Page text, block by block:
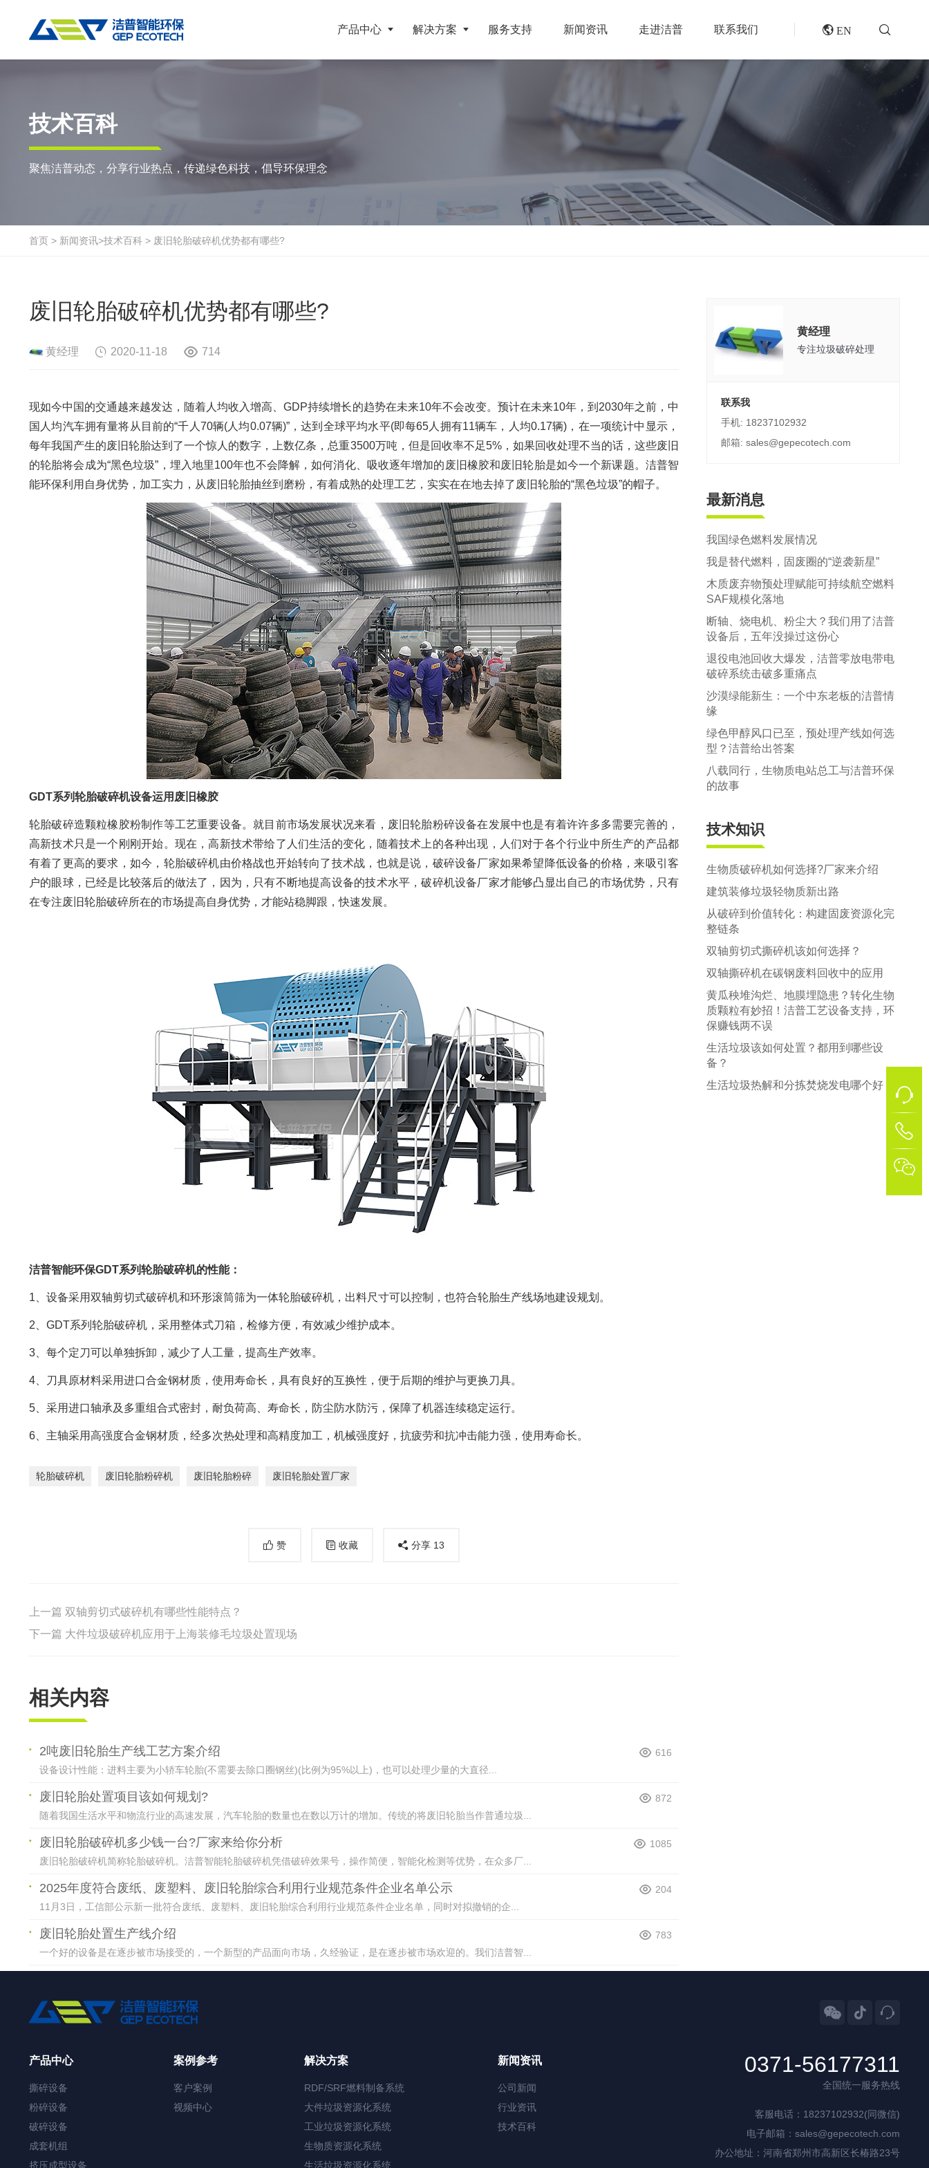
产品中心
双轴撕碎机
单轴撕碎机
液压粗碎机
环锤式粉碎机
鼓式粉碎机
通用型粉碎机
破碎设备
立轴冲击式破碎机
挤压成型设备
生物质颗粒机
液压打包机
封闭式破碎系统
废轮胎热解系统
橡胶破胶机组
分选分离设备
滚筒筛
磁选机
涡电流分选机
解决方案
RDF/SRF燃料制备系统
大件垃圾资源化系统
生物质资源化系统
危险废物资源化系统
陈腐垃圾 废电池
风电叶片 废旧电缆
废桶 硬盘
废旧电路板 旧沙发床垫
江苏地区年产10万吨废纺替代燃料生产线
北京某再生资源分拣中心项目
江西大件垃圾资源化处置项目
浙江工业固废RDF燃料生产线
专题报道
风电叶片回收处理方案及核心设备
垃圾衍生燃料RDF/SRF生产线系统
再生资源绿色分拣中心的建设规划和设备选择
水泥窑协同处置固废预处理系统
建筑,装修,大件垃圾三位一体联合处置
服务支持 新闻资讯 走进洁普 联系我们  EN
技术百科
聚焦洁普动态，分享行业热点，传递绿色科技，倡导环保理念
首页 > 新闻资讯>技术百科 > 废旧轮胎破碎机优势都有哪些?
废旧轮胎破碎机优势都有哪些?
黄经理 2020-11-18 714
现如今中国的交通越来越发达，随着人均收入增高、GDP持续增长的趋势在未来10年不会改变。预计在未来10年，到2030年之前，中
国人均汽车拥有量将从目前的“千人70辆(人均0.07辆)”，达到全球平均水平(即每65人拥有11辆车，人均0.17辆)，在一项统计中显示，
每年我国产生的废旧轮胎达到了一个惊人的数字，上数亿条，总重3500万吨，但是回收率不足5%，如果回收处理不当的话，这些废旧
的轮胎将会成为“黑色垃圾”，埋入地里100年也不会降解，如何消化、吸收逐年增加的废旧橡胶和废旧轮胎是如今一个新课题。洁普智
能环保利用自身优势，加工实力，从废旧轮胎抽丝到磨粉，有着成熟的处理工艺，实实在在地去掉了废旧轮胎的“黑色垃圾”的帽子。
GDT系列轮胎破碎机设备运用废旧橡胶
轮胎破碎造颗粒橡胶粉制作等工艺重要设备。就目前市场发展状况来看，废旧轮胎粉碎设备在发展中也是有着许许多多需要完善的，
高新技术只是一个刚刚开始。现在，高新技术带给了人们生活的变化，随着技术上的各种出现，人们对于各个行业中所生产的产品都
有着了更高的要求，如今，轮胎破碎机由价格战也开始转向了技术战，也就是说，破碎设备厂家如果希望降低设备的价格，来吸引客
户的眼球，已经是比较落后的做法了，因为，只有不断地提高设备的技术水平，破碎机设备厂家才能够凸显出自己的市场优势，只有
在专注废旧轮胎破碎所在的市场提高自身优势，才能站稳脚跟，快速发展。
洁普智能环保GDT系列轮胎破碎机的性能：
1、设备采用双轴剪切式破碎机和环形滚筒筛为一体轮胎破碎机，出料尺寸可以控制，也符合轮胎生产线场地建设规划。
2、GDT系列轮胎破碎机，采用整体式刀箱，检修方便，有效减少维护成本。
3、每个定刀可以单独拆卸，减少了人工量，提高生产效率。
4、刀具原材料采用进口合金钢材质，使用寿命长，具有良好的互换性，便于后期的维护与更换刀具。
5、采用进口轴承及多重组合式密封，耐负荷高、寿命长，防尘防水防污，保障了机器连续稳定运行。
6、主轴采用高强度合金钢材质，经多次热处理和高精度加工，机械强度好，抗疲劳和抗冲击能力强，使用寿命长。
轮胎破碎机 废旧轮胎粉碎机 废旧轮胎粉碎 废旧轮胎处置厂家
赞 收藏 分享 13
上一篇 双轴剪切式破碎机有哪些性能特点？
下一篇 大件垃圾破碎机应用于上海装修毛垃圾处置现场
相关内容
2吨废旧轮胎生产线工艺方案介绍
616
设备设计性能：进料主要为小轿车轮胎(不需要去除口圈钢丝)(比例为95%以上)，也可以处理少量的大直径...
废旧轮胎处置项目该如何规划?
872
随着我国生活水平和物流行业的高速发展，汽车轮胎的数量也在数以万计的增加。传统的将废旧轮胎当作普通垃圾...
废旧轮胎破碎机多少钱一台?厂家来给你分析
1085
废旧轮胎破碎机简称轮胎破碎机。洁普智能轮胎破碎机凭借破碎效果号，操作简便，智能化检测等优势，在众多厂...
2025年度符合废纸、废塑料、废旧轮胎综合利用行业规范条件企业名单公示
204
11月3日，工信部公示新一批符合废纸、废塑料、废旧轮胎综合利用行业规范条件企业名单，同时对拟撤销的企...
废旧轮胎处置生产线介绍
783
一个好的设备是在逐步被市场接受的，一个新型的产品面向市场，久经验证，是在逐步被市场欢迎的。我们洁普智...
黄经理
专注垃圾破碎处理
联系我
手机: 18237102932
邮箱: sales@gepecotech.com
最新消息
我国绿色燃料发展情况
我是替代燃料，固废圈的“逆袭新星”
木质废弃物预处理赋能可持续航空燃料
SAF规模化落地
断轴、烧电机、粉尘大？我们用了洁普
设备后，五年没操过这份心
退役电池回收大爆发，洁普零放电带电
破碎系统击破多重痛点
沙漠绿能新生：一个中东老板的洁普情
缘
绿色甲醇风口已至，预处理产线如何选
型？洁普给出答案
八载同行，生物质电站总工与洁普环保
的故事
技术知识
生物质破碎机如何选择?厂家来介绍
建筑装修垃圾轻物质新出路
从破碎到价值转化：构建固废资源化完
整链条
双轴剪切式撕碎机该如何选择？
双轴撕碎机在碳钢废料回收中的应用
黄瓜秧堆沟烂、地膜埋隐患？转化生物
质颗粒有妙招！洁普工艺设备支持，环
保赚钱两不误
生活垃圾该如何处置？都用到哪些设
备？
生活垃圾热解和分拣焚烧发电哪个好？
  
产品中心
撕碎设备
粉碎设备
破碎设备
成套机组
挤压成型设备
案例参考
客户案例
视频中心
解决方案
RDF/SRF燃料制备系统
大件垃圾资源化系统
工业垃圾资源化系统
生物质资源化系统
生活垃圾资源化系统
新闻资讯
公司新闻
行业资讯
技术百科
0371-56177311
全国统一服务热线
客服电话：18237102932(同微信)
电子邮箱：sales@gepecotech.com
办公地址：河南省郑州市高新区长椿路23号
